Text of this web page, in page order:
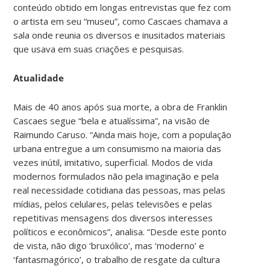
conteúdo obtido em longas entrevistas que fez com
o artista em seu “museu”, como Cascaes chamava a
sala onde reunia os diversos e inusitados materiais
que usava em suas criações e pesquisas.
Atualidade
Mais de 40 anos após sua morte, a obra de Franklin
Cascaes segue “bela e atualíssima”, na visão de
Raimundo Caruso. “Ainda mais hoje, com a população
urbana entregue a um consumismo na maioria das
vezes inútil, imitativo, superficial. Modos de vida
modernos formulados não pela imaginação e pela
real necessidade cotidiana das pessoas, mas pelas
mídias, pelos celulares, pelas televisões e pelas
repetitivas mensagens dos diversos interesses
políticos e econômicos”, analisa. “Desde este ponto
de vista, não digo ‘bruxólico’, mas ‘moderno’ e
‘fantasmagórico’, o trabalho de resgate da cultura